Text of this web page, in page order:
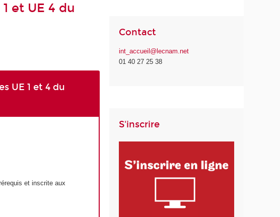
et UE 4 du
UE 1 et 4 du
et inscrite aux
Contact
int_accueil@lecnam.net
01 40 27 25 38
S'inscrire